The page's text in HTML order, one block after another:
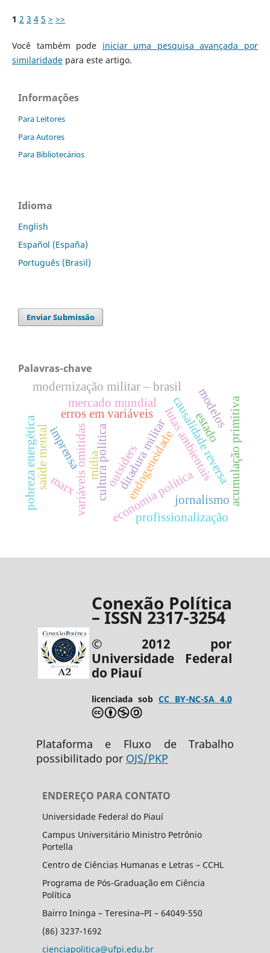
1 2 3 4 5 > >>
Você também pode iniciar uma pesquisa avançada por
similaridadepara este artigo.
Informações
Para Leitores
Para Autores
Para Bibliotecários
Idioma
English
Español (España)
Português (Brasil)
Enviar Submissão
Palavras-chave
ditadura militarlutas ambientais
cultura política endogeneidadecausalidade reversa
erros em variáveis
variáveis omitidas
modernização militar – brasil
economia política
marx acumulação primitiva
estado
mercado mundial
saúde mental
jornalismo
imprensa mídia
profissionalização
outsiders
pobreza energética
modelos
Conexão Política
– ISSN 2317-3254
© 2012 por
Universidade Federal
do Piauí
licenciada sob CC BY-NC-SA 4.0
Plataforma e Fluxo de Trabalho
possibilitado por OJS/PKP
ENDEREÇO PARA CONTATO
Universidade Federal do Piauí
Campus Universitário Ministro Petrônio
Portella
Centro de Ciências Humanas e Letras – CCHL
Programa de Pós-Graduação em Ciência
Política
Bairro Ininga – Teresina–PI – 64049-550
(86) 3237-1692
cienciapolitica@ufpi.edu.br